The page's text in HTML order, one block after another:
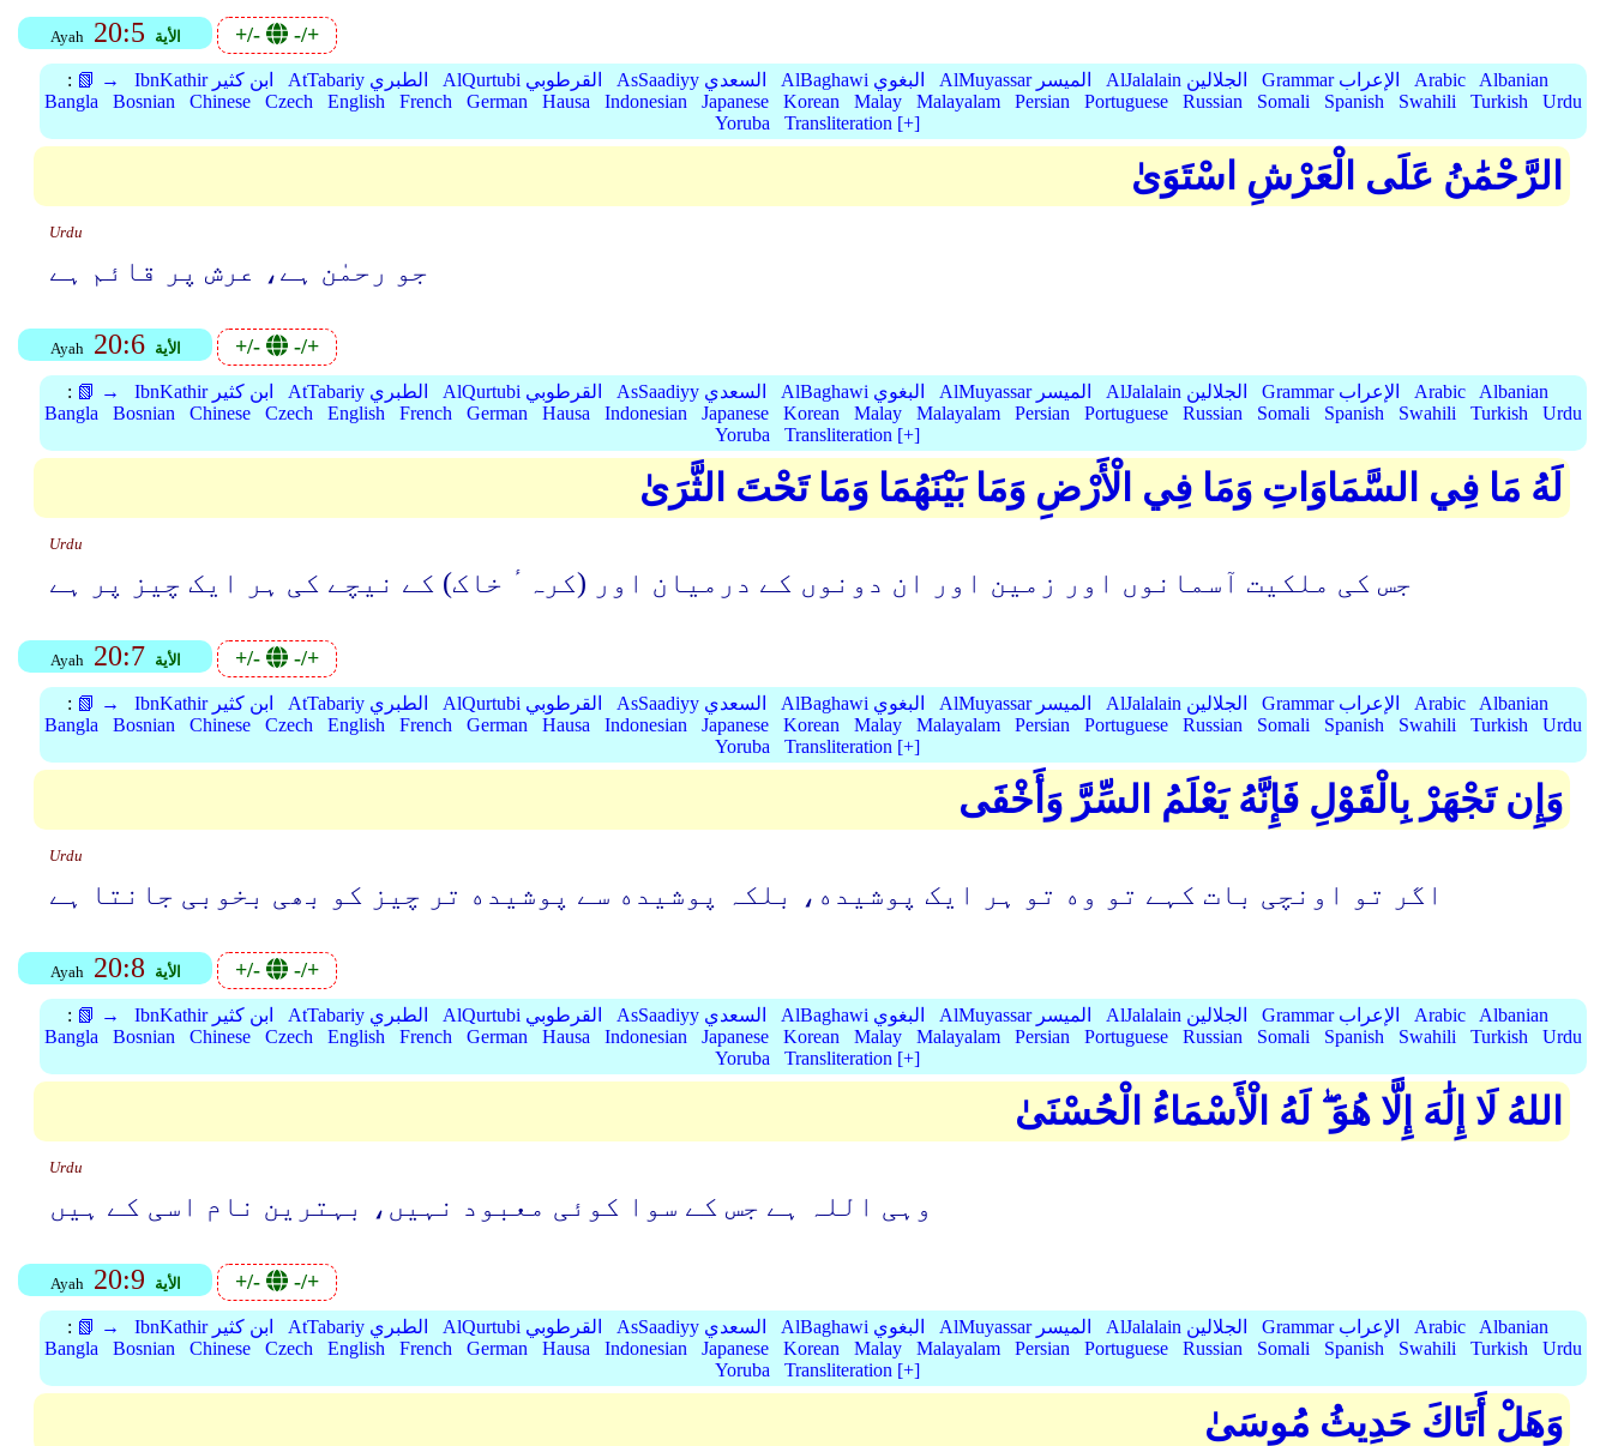
Ayah 20:5 الأية +/- -/+
: 📗 → IbnKathir ابن كثير AtTabariy الطبري AlQurtubi القرطوبي AsSaadiyy السعدي AlBaghawi البغوي AlMuyassar الميسر AlJalalain الجلالين Grammar الإعراب Arabic
Albanian
Bangla
Bosnian Chinese Czech English French German Hausa Indonesian Japanese Korean Malay Malayalam Persian Portuguese Russian Somali Spanish Swahili Turkish
Urdu
Yoruba
Transliteration [+]
الرَّحْمَٰنُ عَلَى الْعَرْشِ اسْتَوَىٰ
Urdu
جو رحمٰن ہے، عرش پر قائم ہے
Ayah 20:6 الأية +/- -/+
: 📗 → IbnKathir ابن كثير AtTabariy الطبري AlQurtubi القرطوبي AsSaadiyy السعدي AlBaghawi البغوي AlMuyassar الميسر AlJalalain الجلالين Grammar الإعراب Arabic
Albanian
Bangla
Bosnian Chinese Czech English French German Hausa Indonesian Japanese Korean Malay Malayalam Persian Portuguese Russian Somali Spanish Swahili Turkish
Urdu
Yoruba
Transliteration [+]
لَهُ مَا فِي السَّمَاوَاتِ وَمَا فِي الْأَرْضِ وَمَا بَيْنَهُمَا وَمَا تَحْتَ الثَّرَىٰ
Urdu
جس کی ملکیت آسمانوں اور زمین اور ان دونوں کے درمیان اور (کرہٴ خاک) کے نیچے کی ہر ایک چیز پر ہے
Ayah 20:7 الأية +/- -/+
: 📗 → IbnKathir ابن كثير AtTabariy الطبري AlQurtubi القرطوبي AsSaadiyy السعدي AlBaghawi البغوي AlMuyassar الميسر AlJalalain الجلالين Grammar الإعراب Arabic
Albanian
Bangla
Bosnian Chinese Czech English French German Hausa Indonesian Japanese Korean Malay Malayalam Persian Portuguese Russian Somali Spanish Swahili Turkish
Urdu
Yoruba
Transliteration [+]
وَإِن تَجْهَرْ بِالْقَوْلِ فَإِنَّهُ يَعْلَمُ السِّرَّ وَأَخْفَى
Urdu
اگر تو اونچی بات کہے تو وه تو ہر ایک پوشیده، بلکہ پوشیده سے پوشیده تر چیز کو بھی بخوبی جانتا ہے
Ayah 20:8 الأية +/- -/+
: 📗 → IbnKathir ابن كثير AtTabariy الطبري AlQurtubi القرطوبي AsSaadiyy السعدي AlBaghawi البغوي AlMuyassar الميسر AlJalalain الجلالين Grammar الإعراب Arabic
Albanian
Bangla
Bosnian Chinese Czech English French German Hausa Indonesian Japanese Korean Malay Malayalam Persian Portuguese Russian Somali Spanish Swahili Turkish
Urdu
Yoruba
Transliteration [+]
اللهُ لَا إِلَٰهَ إِلَّا هُوَ ۖ لَهُ الْأَسْمَاءُ الْحُسْنَىٰ
Urdu
وہی اللہ ہے جس کے سوا کوئی معبود نہیں، بہترین نام اسی کے ہیں
Ayah 20:9 الأية +/- -/+
: 📗 → IbnKathir ابن كثير AtTabariy الطبري AlQurtubi القرطوبي AsSaadiyy السعدي AlBaghawi البغوي AlMuyassar الميسر AlJalalain الجلالين Grammar الإعراب Arabic
Albanian
Bangla
Bosnian Chinese Czech English French German Hausa Indonesian Japanese Korean Malay Malayalam Persian Portuguese Russian Somali Spanish Swahili Turkish
Urdu
Yoruba
Transliteration [+]
وَهَلْ أَتَاكَ حَدِيثُ مُوسَىٰ